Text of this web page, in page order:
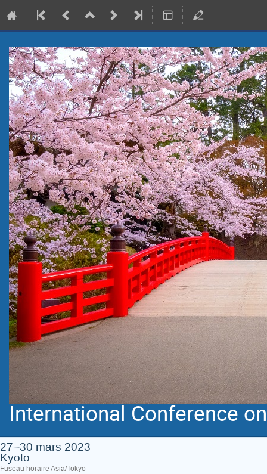
International Conference
27–30 mars 2023
Kyoto
Fuseau horaire Asia/Tokyo